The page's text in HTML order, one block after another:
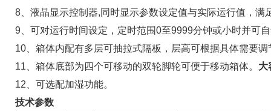
8、液晶显示控制器,同时显示参数设定值与实际运行值，满
9、可对运行时间设定，定时范围0至9999分钟或小时并可
10、箱体内配有多层可抽拉式隔板，层高可根据具体需要调
11、箱体底部为四个可移动的双轮脚轮可便于移动箱体。 大
12、可选配加湿功能。
技术参数